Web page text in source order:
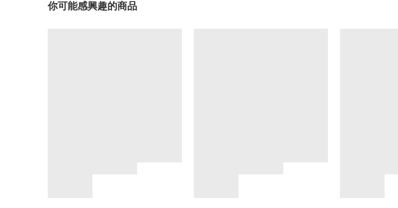
你可能感興趣的商品